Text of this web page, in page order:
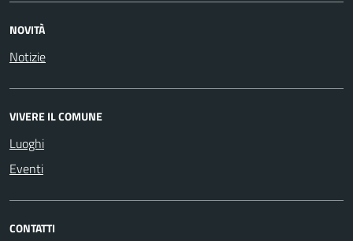
NOVITÀ
Notizie
VIVERE IL COMUNE
Luoghi
Eventi
CONTATTI